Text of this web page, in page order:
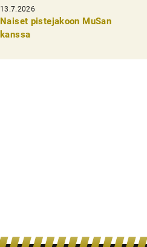
13.7.2026
Naiset pistejakoon MuSan
kanssa